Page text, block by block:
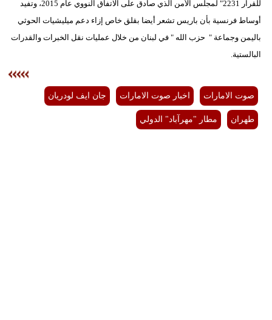
للقرار 2231" لمجلس الأمن الذي صادق على الاتفاق النووي عام 2015، وتفيد
أوساط فرنسية بأن باريس تشعر أيضا بقلق خاص إزاء دعم ميليشيات الحوثي
باليمن وجماعة " حزب الله " في لبنان من خلال عمليات نقل الخبرات والقدرات
البالستية.
صوت الامارات اخبار صوت الامارات جان ايف لودريان
طهران مطار "مهرآباد" الدولي